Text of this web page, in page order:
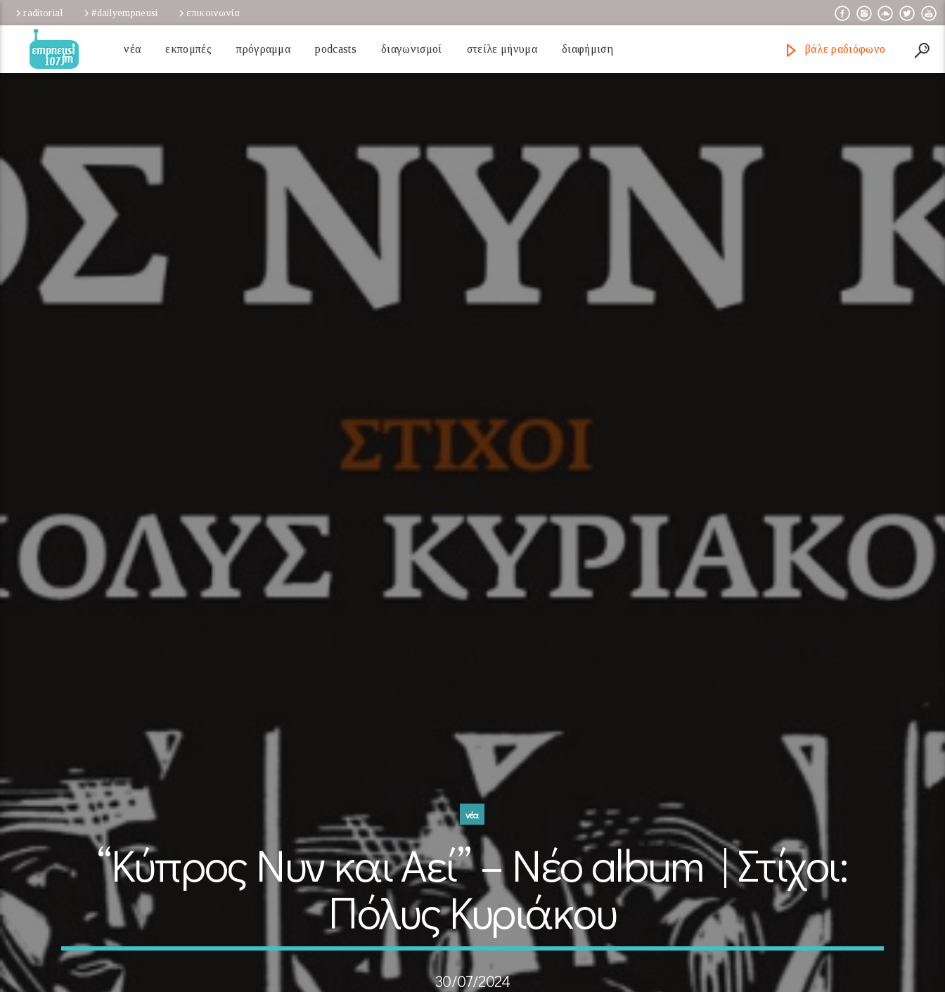
raditorial #dailyempneusi επικοινωνία
νέα εκπομπές πρόγραμμα podcasts διαγωνισμοί στείλε μήνυμα διαφήμιση βάλε ραδιόφωνο
νέα
“Κύπρος Νυν και Αεί” – Νέο album | Στίχοι:
Πόλυς Κυριάκου
30/07/2024